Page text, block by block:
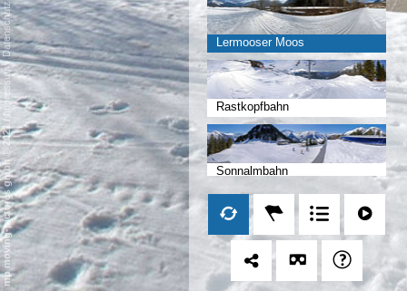
Lermooser Moos
Rastkopfbahn
Sonnalmbahn
Marienberg Bahn
mp moving-pictures gmbh © 2021
/
Impressum
-
Datenschutz